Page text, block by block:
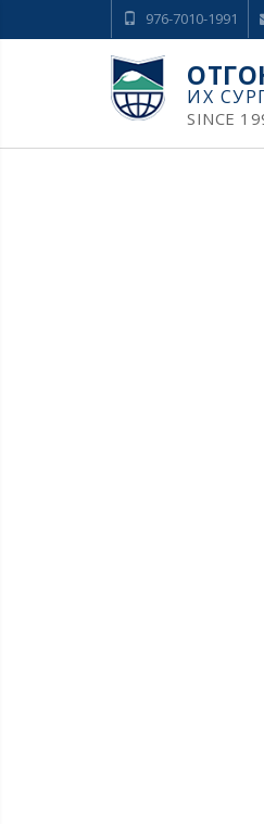
976-7010-1991
ИХ
SINCE